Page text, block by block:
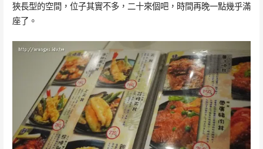
狹長型的空間，位子其實不多，二十來個吧，時間再晚一點幾乎滿
座了。